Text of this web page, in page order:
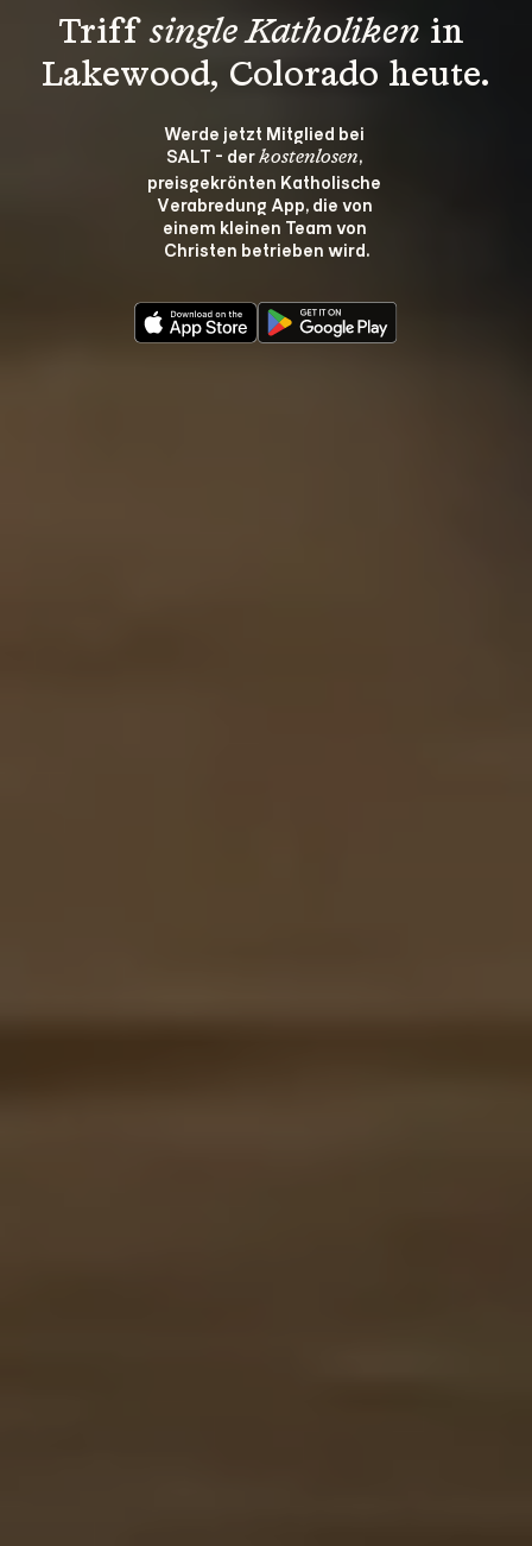
Triff single Katholiken in
Lakewood, Colorado heute.
Werde jetzt Mitglied bei
SALT - der kostenlosen,
preisgekrönten Katholische
Verabredung App, die von
einem kleinen Team von
Christen betrieben wird.